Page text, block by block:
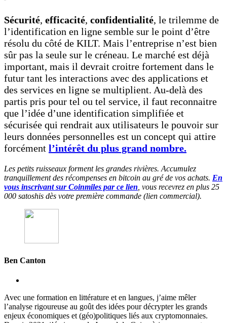
Sécurité, efficacité, confidentialité, le trilemme de
l’identification en ligne semble sur le point d’être
résolu du côté de KILT. Mais l’entreprise n’est bien
sûr pas la seule sur le créneau. Le marché est déjà
important, mais il devrait croitre fortement dans le
futur tant les interactions avec des applications et
des services en ligne se multiplient. Au-delà des
partis pris pour tel ou tel service, il faut reconnaitre
que l’idée d’une identification simplifiée et
sécurisée qui rendrait aux utilisateurs le pouvoir sur
leurs données personnelles est un concept qui attire
forcément l’intérêt du plus grand nombre.
Les petits ruisseaux forment les grandes rivières. Accumulez
tranquillement des récompenses en bitcoin au gré de vos achats. En
vous inscrivant sur Coinmiles par ce lien , vous recevrez en plus 25
000 satoshis dès votre première commande (lien commercial).
Ben Canton
Avec une formation en littérature et en langues, j’aime mêler
l’analyse rigoureuse au goût des idées pour décrypter les grands
enjeux économiques et (géo)politiques liés aux cryptomonnaies.